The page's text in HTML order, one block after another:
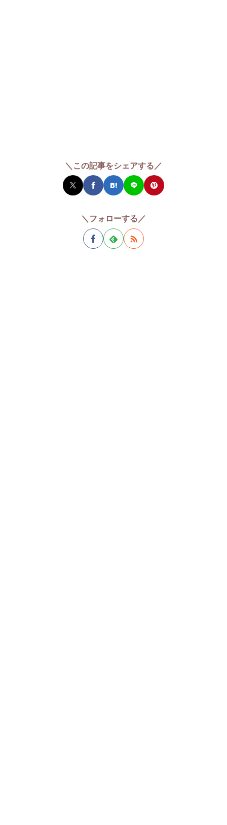
＼この記事をシェアする／
＼フォローする／